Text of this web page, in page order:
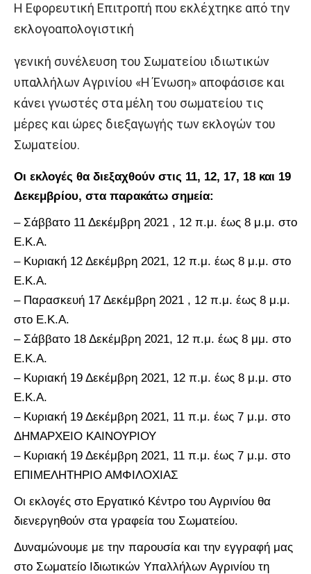
Η Εφορευτική Επιτροπή που εκλέχτηκε από την
εκλογοαπολογιστική
γενική συνέλευση του Σωματείου ιδιωτικών
υπαλλήλων Αγρινίου «Η Ένωση» αποφάσισε και
κάνει γνωστές στα μέλη του σωματείου τις
μέρες και ώρες διεξαγωγής των εκλογών του
Σωματείου.
Οι εκλογές θα διεξαχθούν στις 11, 12, 17, 18 και 19
Δεκεμβρίου, στα παρακάτω σημεία:
– Σάββατο 11 Δεκέμβρη 2021 , 12 π.μ. έως 8 μ.μ. στο
Ε.Κ.Α.
– Κυριακή 12 Δεκέμβρη 2021, 12 π.μ. έως 8 μ.μ. στο
Ε.Κ.Α.
– Παρασκευή 17 Δεκέμβρη 2021 , 12 π.μ. έως 8 μ.μ.
στο Ε.Κ.Α.
– Σάββατο 18 Δεκέμβρη 2021, 12 π.μ. έως 8 μμ. στο
Ε.Κ.Α.
– Κυριακή 19 Δεκέμβρη 2021, 12 π.μ. έως 8 μ.μ. στο
Ε.Κ.Α.
– Κυριακή 19 Δεκέμβρη 2021, 11 π.μ. έως 7 μ.μ. στο
ΔΗΜΑΡΧΕΙΟ ΚΑΙΝΟΥΡΙΟΥ
– Κυριακή 19 Δεκέμβρη 2021, 11 π.μ. έως 7 μ.μ. στο
ΕΠΙΜΕΛΗΤΗΡΙΟ ΑΜΦΙΛΟΧΙΑΣ
Οι εκλογές στο Εργατικό Κέντρο του Αγρινίου θα
διενεργηθούν στα γραφεία του Σωματείου.
Δυναμώνουμε με την παρουσία και την εγγραφή μας
στο Σωματείο Ιδιωτικών Υπαλλήλων Αγρινίου τη